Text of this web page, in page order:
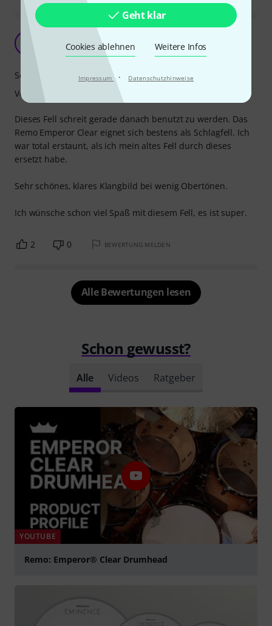
Geht klar
Cookies ablehnen Weitere Infos
Impressum · Datenschutzhinweise
Schlag mich!!!! Ich habs verdient<<<<<<
Tomme 06.10.2009
Dieses Fell schreit gerade danach benutzt zu werden. Das
Remo Emperor Clear eignet sich bestens als Schlagfell. Ich
war total erstaunt, als ich mein altes Fell durch dieses
ersetzt habe.
Sehr schönes, klares Klangbild bei wenig Obertönen.
Ich wünsche schon viel Spaß mit diesem Fell, es ist super.
Sound
Verarbeitung
2 0 BEWERTUNG MELDEN
Alle Bewertungen lesen
Schon gewusst?
Alle Videos Ratgeber
YOUTUBE
Remo: Emperor® Clear Drumhead